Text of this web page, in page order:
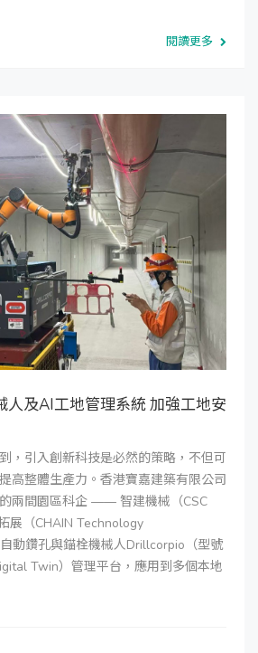
閱讀更多
人及AI工地管理系統 加強工地安
，引入創新科技是必然的策略，不但可
高整體生產力。香港寶嘉建築有限公司
兩間園區科企 —— 智建機械（CSC
展（CHAIN Technology
動鑽孔與錨栓機械人Drillcorpio（型號
Twin）管理平台，應用到多個本地